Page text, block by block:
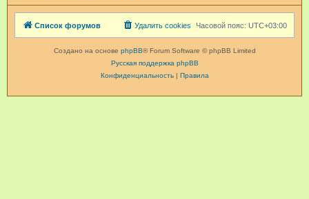
Список форумов Часовой пояс: UTC+03:00
Удалить cookies
Создано на основе phpBB® Forum Software © phpBB Limited
Русская поддержка phpBB
Конфиденциальность| Правила